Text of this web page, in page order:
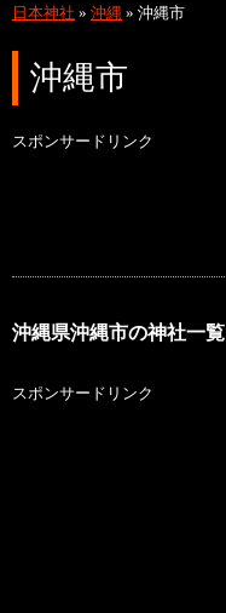
日本神社 » 沖縄 » 沖縄市
沖縄市
スポンサードリンク
沖縄県沖縄市の神社一覧
スポンサードリンク